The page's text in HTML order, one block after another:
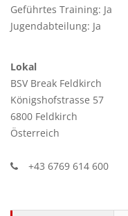
Geführtes Training: Ja
Jugendabteilung: Ja
Lokal
BSV Break Feldkirch
Königshofstrasse 57
6800 Feldkirch
Österreich
+43 6769 614 600